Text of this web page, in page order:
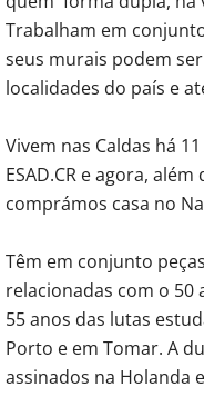
Trabalham em
seus murais podem
localidades do país e
Vivem nas Caldas há
ESAD.CR e agora,
comprámos casa no
Têm em conjunto
relacionadas com o 50
55 anos das lutas
Porto e em Tomar. A
assinados na Holanda